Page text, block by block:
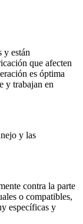
y están
que afecten
es óptima
y trabajan en
y las
contra la parte
o compatibles,
específicas y